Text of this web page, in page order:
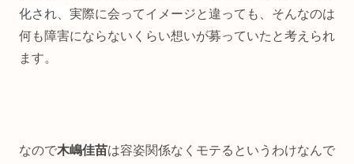
化され、 実際に会ってイメージと違っても、そんなのは
何も障害にならないくらい想いが募っていたと考えられ
ます。
なので木嶋佳苗は容姿関係なくモテるというわけなんで